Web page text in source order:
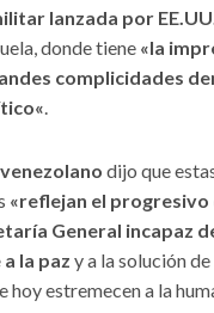
lanzada por
donde tiene «la
complicidades
«
dijo que
«reflejan el
General incapaz
la paz y a la solución
hoy estremecen a la